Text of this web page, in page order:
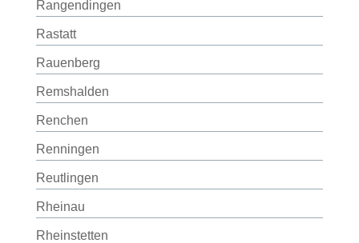
Rangendingen
Rastatt
Rauenberg
Remshalden
Renchen
Renningen
Reutlingen
Rheinau
Rheinstetten